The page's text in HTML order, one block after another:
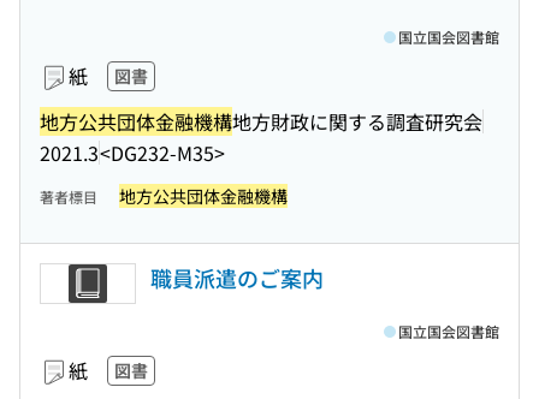
紙 図書
地方公共団体金融機構地方財政に関する調査研究会
2021.3<DG232-M35>
国立国会図書館
著者標目 地方公共団体金融機構
職員派遣のご案内
紙 図書
国立国会図書館